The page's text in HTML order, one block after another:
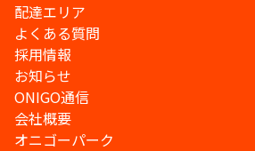
配達エリア
よくある質問
採用情報
お知らせ
ONIGO通信
会社概要
オニゴーパーク